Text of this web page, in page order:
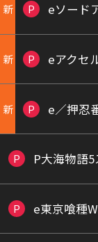
新 P eソード
新 P eアクセ
新 P e／押忍
P P大海物語5
P e東京喰種W